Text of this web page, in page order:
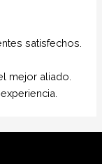
satisfechos.
mejor aliado.